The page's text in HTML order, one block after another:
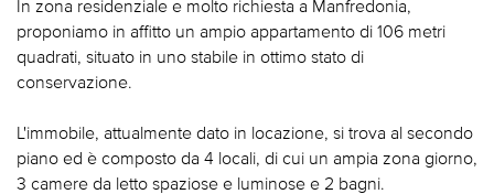
In zona residenziale e molto richiesta a Manfredonia,
proponiamo in affitto un ampio appartamento di 106 metri
quadrati, situato in uno stabile in ottimo stato di
conservazione.
L'immobile, attualmente dato in locazione, si trova al secondo
piano ed è composto da 4 locali, di cui un ampia zona giorno,
3 camere da letto spaziose e luminose e 2 bagni.